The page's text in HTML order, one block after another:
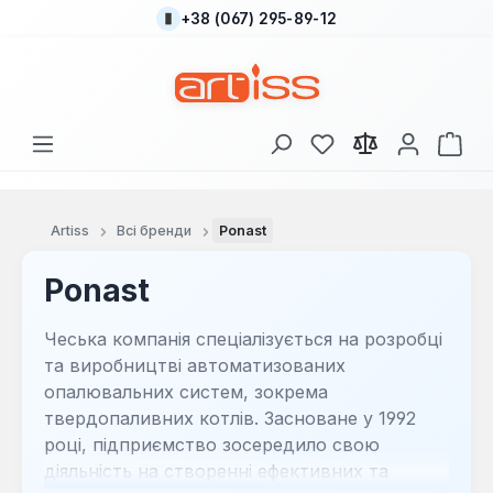
Перейти до основного вмісту
+38 (067) 295-89-12
У вас є 0 у списку
Artiss Всі бренди Ponast
Ponast
Чеська компанія спеціалізується на розробці
та виробництві автоматизованих
опалювальних систем, зокрема
твердопаливних котлів. Засноване у 1992
році, підприємство зосередило свою
діяльність на створенні ефективних та